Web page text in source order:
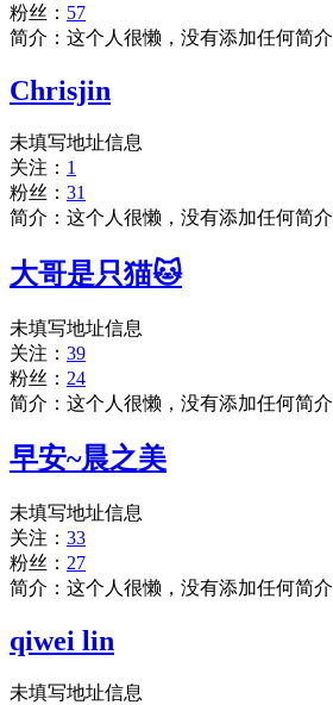
粉丝： 57
简介：这个人很懒，没有添加任何简介
Chrisjin
未填写地址信息
关注： 1
粉丝： 31
简介：这个人很懒，没有添加任何简介
大哥是只猫🐱
未填写地址信息
关注： 39
粉丝： 24
简介：这个人很懒，没有添加任何简介
早安~晨之美
未填写地址信息
关注： 33
粉丝： 27
简介：这个人很懒，没有添加任何简介
qiwei lin
未填写地址信息